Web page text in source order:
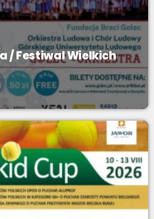
/ Festiwal Wielkich